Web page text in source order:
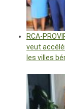
RCA-
veut
les villes